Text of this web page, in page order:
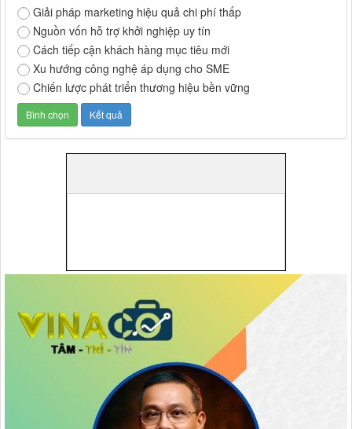
Giải pháp marketing hiệu quả chi phí thấp
Nguồn vốn hỗ trợ khởi nghiệp uy tín
Cách tiếp cận khách hàng mục tiêu mới
Xu hướng công nghệ áp dụng cho SME
Chiến lược phát triển thương hiệu bền vững